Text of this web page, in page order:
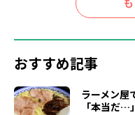
おすすめ記事
ラーメン屋
「本当だ…